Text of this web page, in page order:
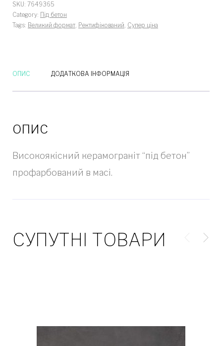
SKU: 7649365
Category: Під бетон
Tags: Великий формат, Ректифікований, Супер ціна
ОПИС ДОДАТКОВА ІНФОРМАЦІЯ
ОПИС
Високоякісний керамограніт “під бетон”
профарбований в масі.
СУПУТНІ ТОВАРИ